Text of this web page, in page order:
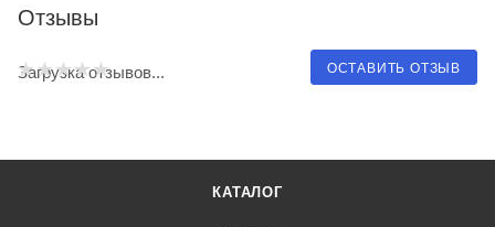
Отзывы
ОСТАВИТЬ ОТЗЫВ
Загрузка отзывов...
КАТАЛОГ